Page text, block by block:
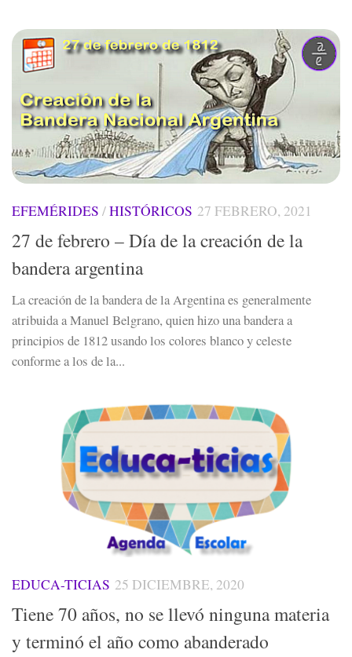
EFEMÉRIDES /HISTÓRICOS 27 FEBRERO, 2021
27 de febrero – Día de la creación de la
bandera argentina
La creación de la bandera de la Argentina es generalmente
atribuida a Manuel Belgrano, quien hizo una bandera a
principios de 1812 usando los colores blanco y celeste
conforme a los de la...
EDUCA-TICIAS 25 DICIEMBRE, 2020
Tiene 70 años, no se llevó ninguna materia
y terminó el año como abanderado